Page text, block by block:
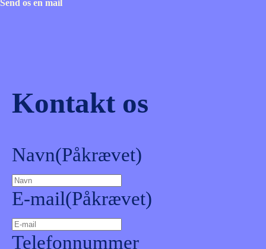
Send os en mail
Kontakt os
Navn(Påkrævet)
E-mail(Påkrævet)
Telefonnummer